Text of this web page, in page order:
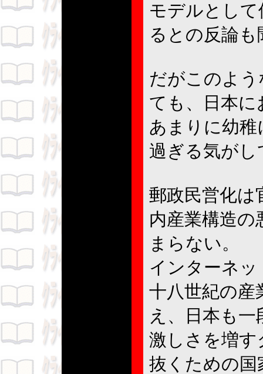
モデルとし
るとの反論
だがこのよ
ても、日本に
あまりに幼稚
過ぎる気が
郵政民営化は
内産業構造
まらない。
インターネ
十八世紀の産
え、日本も一
激しさを増す
抜くための国